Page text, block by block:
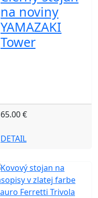
na noviny
YAMAZAKI
Tower
65.00 €
DETAIL